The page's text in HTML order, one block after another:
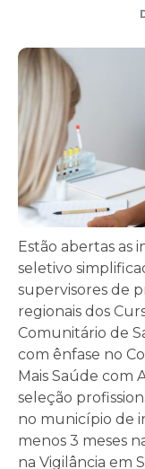
Estão abertas as
seletivo
supervisores de
regionais dos
Comunitário de
com ênfase no
Mais Saúde com
seleção
no município de
menos 3 meses
na Vigilância em